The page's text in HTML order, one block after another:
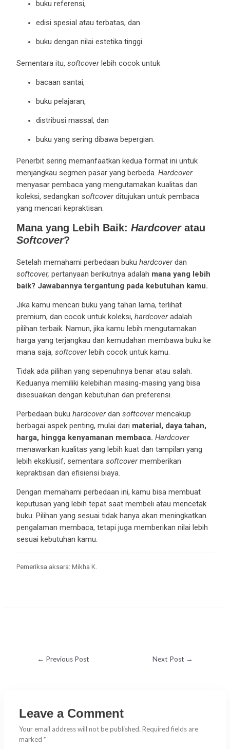
buku referensi,
edisi spesial atau terbatas, dan
buku dengan nilai estetika tinggi.
Sementara itu, softcoverlebih cocok untuk
bacaan santai,
buku pelajaran,
distribusi massal, dan
buku yang sering dibawa bepergian.
Penerbit sering memanfaatkan kedua format ini untuk
menjangkau segmen pasar yang berbeda. Hardcover
menyasar pembaca yang mengutamakan kualitas dan
koleksi, sedangkan softcoverditujukan untuk pembaca
yang mencari kepraktisan.
Mana yang Lebih Baik: Hardcoveratau
Softcover?
Setelah memahami perbedaan buku hardcoverdan
softcover, pertanyaan berikutnya adalah mana yang lebih
baik? Jawabannya tergantung pada kebutuhan kamu.
Jika kamu mencari buku yang tahan lama, terlihat
premium, dan cocok untuk koleksi, hardcoveradalah
pilihan terbaik. Namun, jika kamu lebih mengutamakan
harga yang terjangkau dan kemudahan membawa buku ke
mana saja, softcoverlebih cocok untuk kamu.
Tidak ada pilihan yang sepenuhnya benar atau salah.
Keduanya memiliki kelebihan masing-masing yang bisa
disesuaikan dengan kebutuhan dan preferensi.
Perbedaan buku hardcoverdan softcovermencakup
berbagai aspek penting, mulai dari material, daya tahan,
harga, hingga kenyamanan membaca. Hardcover
menawarkan kualitas yang lebih kuat dan tampilan yang
lebih eksklusif, sementara softcovermemberikan
kepraktisan dan efisiensi biaya.
Dengan memahami perbedaan ini, kamu bisa membuat
keputusan yang lebih tepat saat membeli atau mencetak
buku. Pilihan yang sesuai tidak hanya akan meningkatkan
pengalaman membaca, tetapi juga memberikan nilai lebih
sesuai kebutuhan kamu.
Pemeriksa aksara: Mikha K.
← Previous Post Next Post →
Leave a Comment
Your email address will not be published. Required fields are
marked *